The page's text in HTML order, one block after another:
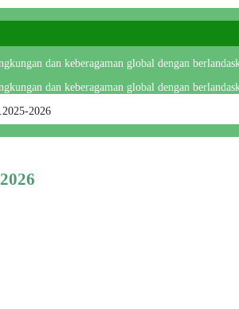
dan keberagaman global dengan
dan keberagaman global dengan
2026